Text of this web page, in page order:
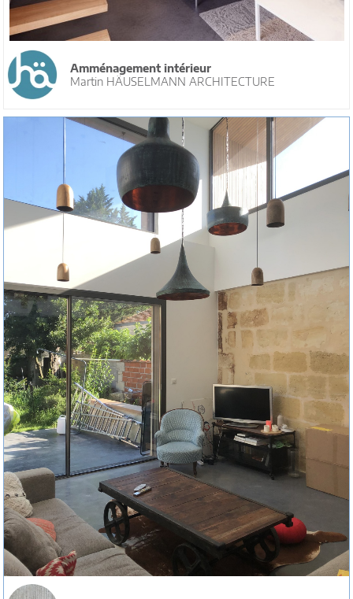
Amménagement intérieur
Martin HÄUSELMANN ARCHITECTURE